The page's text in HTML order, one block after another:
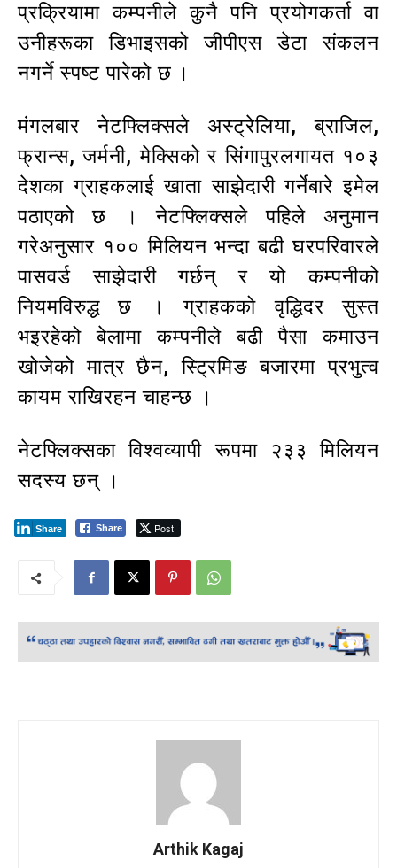
प्रक्रियामा कम्पनीले कुनै पनि प्रयोगकर्ता वा
उनीहरूका डिभाइसको जीपीएस डेटा संकलन
नगर्ने स्पष्ट पारेको छ ।
मंगलबार नेटफ्लिक्सले अस्ट्रेलिया, ब्राजिल,
फ्रान्स, जर्मनी, मेक्सिको र सिंगापुरलगायत १०३
देशका ग्राहकलाई खाता साझेदारी गर्नेबारे इमेल
पठाएको छ । नेटफ्लिक्सले पहिले अनुमान
गरेअनुसार १०० मिलियन भन्दा बढी घरपरिवारले
पासवर्ड साझेदारी गर्छन् र यो कम्पनीको
नियमविरुद्ध छ । ग्राहकको वृद्धिदर सुस्त
भइरहेको बेलामा कम्पनीले बढी पैसा कमाउन
खोजेको मात्र छैन, स्ट्रिमिङ बजारमा प्रभुत्व
कायम राखिरहन चाहन्छ ।
नेटफ्लिक्सका विश्वव्यापी रूपमा २३३ मिलियन
सदस्य छन् ।
Share Post
Share
Arthik Kagaj